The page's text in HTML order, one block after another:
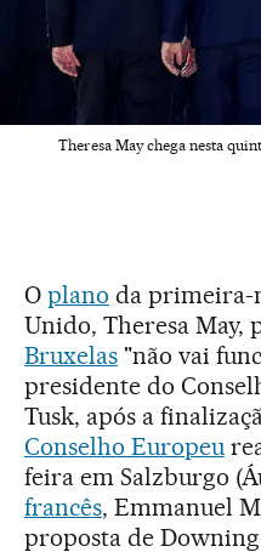
Theresa May chega nesta
O plano da primeira-
Unido, Theresa May,
Bruxelas"não vai
presidente do
Tusk, após a
Conselho Europeu
feira em Salzburgo
francês, Emmanuel
proposta de